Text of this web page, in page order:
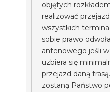
objętych
realizować
wszystkich
sobie prawo
antenowego jeśli
uzbiera się
przejazd daną
zostaną Państwo